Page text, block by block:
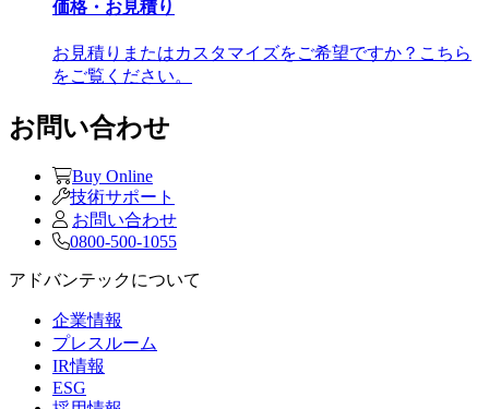
価格・お見積り
お見積りまたはカスタマイズをご希望ですか？こちら
をご覧ください。
お問い合わせ
Buy Online
技術サポート
お問い合わせ
0800-500-1055
アドバンテックについて
企業情報
プレスルーム
IR情報
ESG